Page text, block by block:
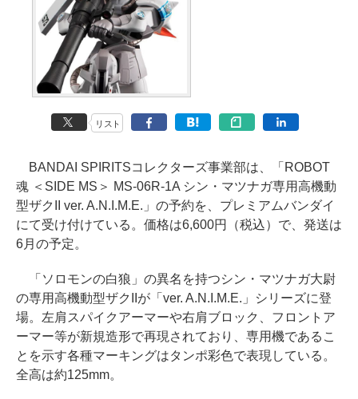
リスト
BANDAI SPIRITSコレクターズ事業部は、「ROBOT
魂 ＜SIDE MS＞ MS-06R-1A シン・マツナガ専用高機動
型ザクII ver. A.N.I.M.E.」の予約を、プレミアムバンダイ
にて受け付けている。価格は6,600円（税込）で、発送は
6月の予定。
「ソロモンの白狼」の異名を持つシン・マツナガ大尉
の専用高機動型ザクIIが「ver. A.N.I.M.E.」シリーズに登
場。左肩スパイクアーマーや右肩ブロック、フロントア
ーマー等が新規造形で再現されており、専用機であるこ
とを示す各種マーキングはタンポ彩色で表現している。
全高は約125mm。